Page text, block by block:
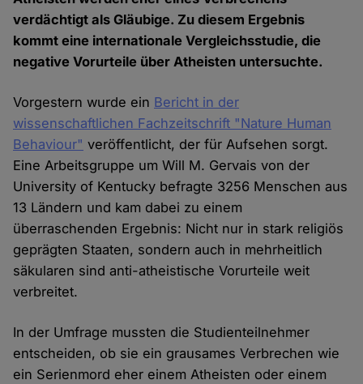
verdächtigt als Gläubige. Zu diesem Ergebnis
kommt eine internationale Vergleichsstudie, die
negative Vorurteile über Atheisten untersuchte.
Vorgestern wurde ein Bericht in der
wissenschaftlichen Fachzeitschrift "Nature Human
Behaviour" veröffentlicht, der für Aufsehen sorgt.
Eine Arbeitsgruppe um Will M. Gervais von der
University of Kentucky befragte 3256 Menschen aus
13 Ländern und kam dabei zu einem
überraschenden Ergebnis: Nicht nur in stark religiös
geprägten Staaten, sondern auch in mehrheitlich
säkularen sind anti-atheistische Vorurteile weit
verbreitet.
In der Umfrage mussten die Studienteilnehmer
entscheiden, ob sie ein grausames Verbrechen wie
ein Serienmord eher einem Atheisten oder einem